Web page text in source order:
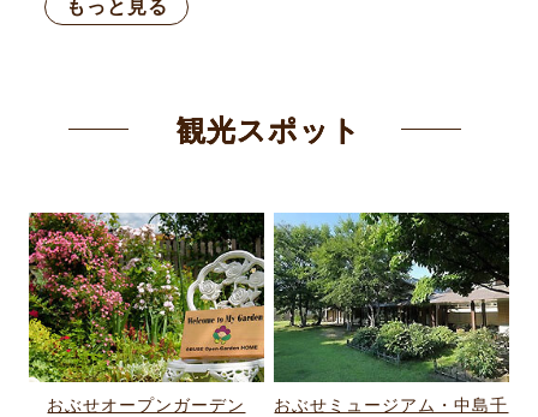
もっと見る
観光スポット
おぶせオープンガーデン
おぶせミュージアム・中島千